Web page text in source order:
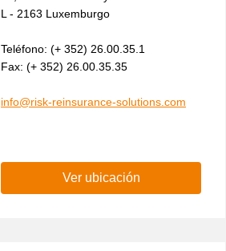
L - 2163 Luxemburgo
Teléfono: (+ 352) 26.00.35.1
Fax: (+ 352) 26.00.35.35
info@risk-reinsurance-solutions.com
Ver ubicación